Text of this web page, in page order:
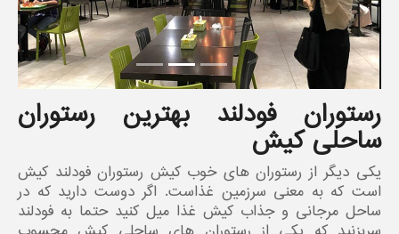
رستوران فودلند بهترین رستوران
ساحلی کیش
یکی دیگر از رستوران های خوب کیش رستوران فودلند کیش
است که به معنی سرزمین غذاست. اگر دوست دارید که در
ساحل مرجانی و جذاب کیش غذا میل کنید حتما به فودلند